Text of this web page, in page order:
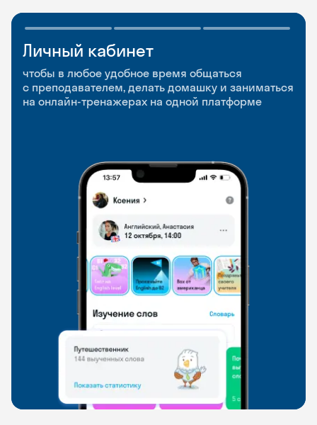
Личный кабинет
чтобы в любое удобное время общаться
с преподавателем, делать домашку и заниматься
на онлайн-тренажерах на одной платформе
Мобильное
приложение
чтобы заниматься и изучать новые слова где
и когда удобно
Разговорные клубы
и Talks
Групповые занятия для разговорной практики
и индивидуальные встречи с преподавателями